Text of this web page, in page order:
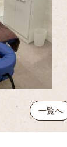
一覧へ